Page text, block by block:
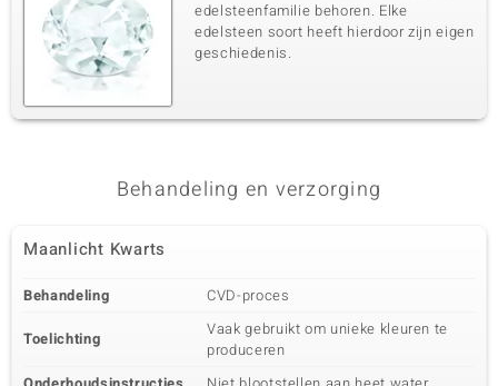
edelsteenfamilie behoren. Elke
edelsteen soort heeft hierdoor zijn eigen
geschiedenis.
Behandeling en verzorging
Maanlicht Kwarts
Behandeling CVD-proces
Toelichting
Vaak gebruikt om unieke kleuren te
produceren